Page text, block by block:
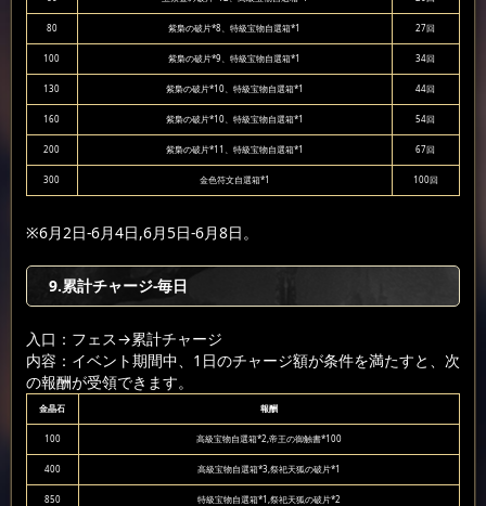
80 紫梟の破片*8、特級宝物自選箱*1 27回
100 紫梟の破片*9、特級宝物自選箱*1 34回
130 紫梟の破片*10、特級宝物自選箱*1 44回
160 紫梟の破片*10、特級宝物自選箱*1 54回
200 紫梟の破片*11、特級宝物自選箱*1 67回
300 金色符文自選箱*1 100回
※6月2日-6月4日,6月5日-6月8日。
9.累計チャージ-毎日
入口：フェス→累計チャージ
内容：イベント期間中、1日のチャージ額が条件を満たすと、次
の報酬が受領できます。
金晶石 報酬
100 高級宝物自選箱*2,帝王の御触書*100
400 高級宝物自選箱*3,祭祀天狐の破片*1
850 特級宝物自選箱*1,祭祀天狐の破片*2